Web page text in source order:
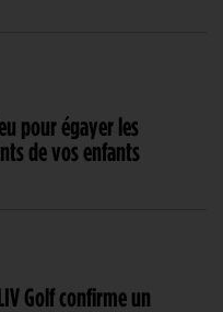
pour égayer les
de vos enfants
Golf confirme un